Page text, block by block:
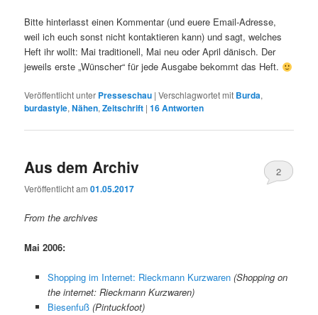
Bitte hinterlasst einen Kommentar (und euere Email-Adresse,
weil ich euch sonst nicht kontaktieren kann) und sagt, welches
Heft ihr wollt: Mai traditionell, Mai neu oder April dänisch. Der
jeweils erste „Wünscher“ für jede Ausgabe bekommt das Heft.
Veröffentlicht unter Presseschau |Verschlagwortet mit Burda,
burdastyle,Nähen,Zeitschrift |16Antworten
Aus dem Archiv
Veröffentlicht am01.05.2017
2
From the archives
Mai 2006:
Shopping im Internet: Rieckmann Kurzwaren (Shopping on
the internet: Rieckmann Kurzwaren)
Biesenfuß (Pintuckfoot)